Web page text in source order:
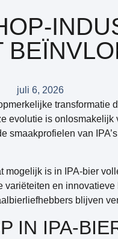
juli 6, 2026
transformatie
evolutie is
van
mogelijk is in IPA-bier
en
blijven
IN IPA-